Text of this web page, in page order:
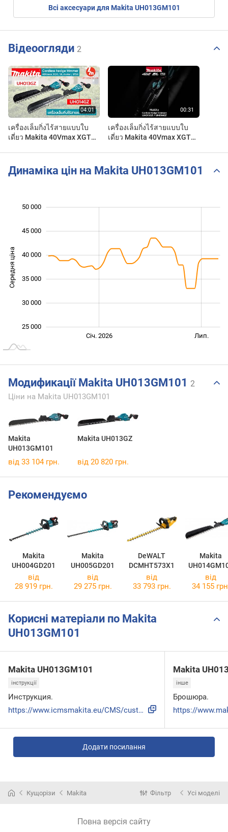
Всі аксесуари для Makita UH013GM101
Відеоогляди 2
เครื่องเล็มกิ่งไร้สายแบบใบ
เดี่ยว Makita 40Vmax XGT
เครื่องเล็มกิ่งไร้สายแบบใบ
เดี่ยว Makita 40Vmax XGT
Динаміка цін на Makita UH013GM101
Середня ціна
25 000
30 000
35 000
40 000
45 000
50 000
Січ. 2026 Лип.
Модификації Makita UH013GM101 2
Ціни на Makita UH013GM101
Makita
UH013GM101
Makita UH013GZ
від 33 104 грн. від 20 820 грн.
Рекомендуємо
Makita
UH004GD201
Makita
UH005GD201
DeWALT
DCMHT573X1
Makita
від
28 919 грн.
від
29 275 грн.
від
33 793 грн.
від
34 155
Корисні матеріали по Makita
UH013GM101
Makita UH013GM101
інструкції
Инструкция.
https://www.icmsmakita.eu/CMS/custom/fi/attachments/user_ma...
Makita
інше
Брошюра.
Додати посилання
Кущорізи Makita Фільтр Усі моделі
Повна версія сайту